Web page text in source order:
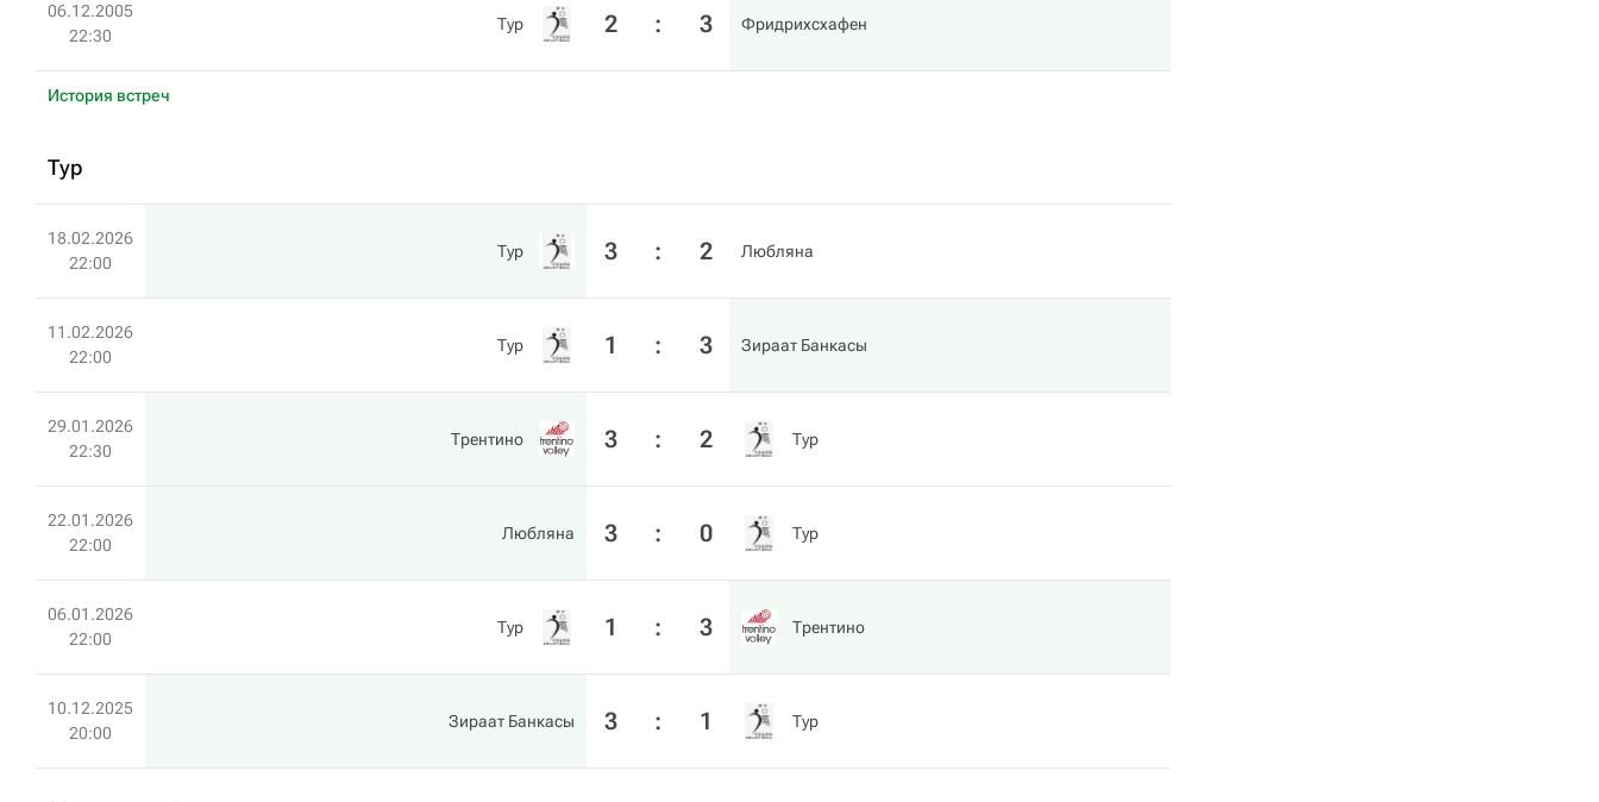
06.12.2005
22:30
Тур 2 : 3 Фридрихсхафен
История встреч
Тур
18.02.2026
22:00
Тур 3 : 2 Любляна
11.02.2026
22:00
Тур 1 : 3 Зираат Банкасы
29.01.2026
22:30
Трентино 3 : 2 Тур
22.01.2026
22:00
Любляна 3 : 0 Тур
06.01.2026
22:00
Тур 1 : 3 Трентино
10.12.2025
20:00
Зираат Банкасы 3 : 1 Тур